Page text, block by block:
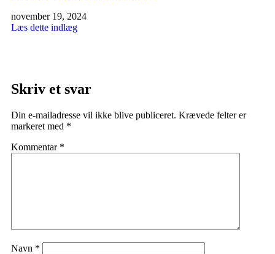
november 19, 2024
Læs dette indlæg
Skriv et svar
Din e-mailadresse vil ikke blive publiceret. Krævede felter er
markeret med *
Kommentar *
Navn *